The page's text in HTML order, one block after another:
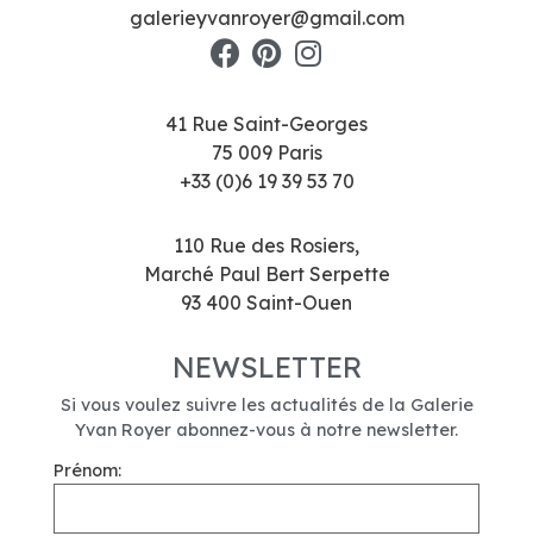
galerieyvanroyer@gmail.com
41 Rue Saint-Georges
75 009 Paris
+33 (0)6 19 39 53 70
110 Rue des Rosiers,
Marché Paul Bert Serpette
93 400 Saint-Ouen
NEWSLETTER
Si vous voulez suivre les actualités de la Galerie
Yvan Royer abonnez-vous à notre newsletter.
Prénom: